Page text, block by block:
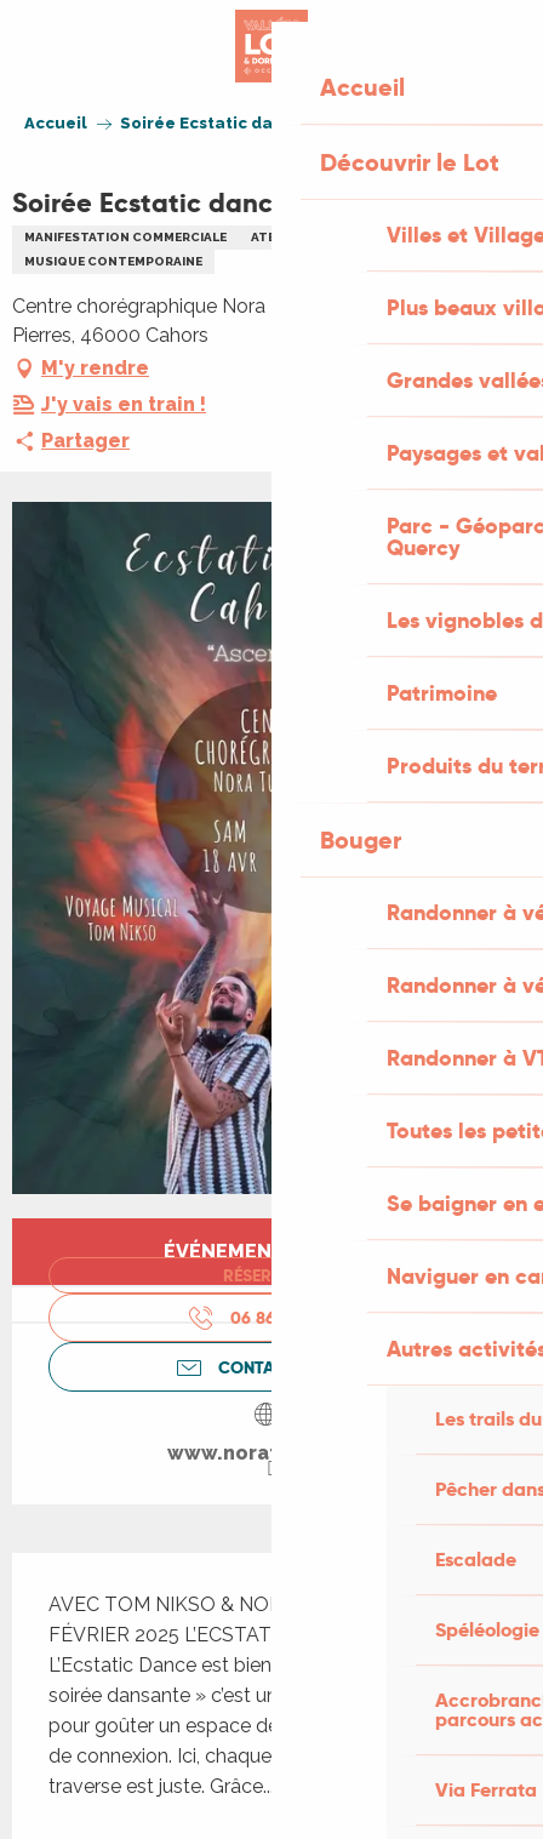
Accueil
Découvrir le Lot
Villes et
Plus beaux
Grandes
Paysages et
Parc -
Quercy
Les vignobles
Patrimoine
Produits du
Bouger
Randonner à
Randonner à
Randonner à
Toutes les
Se baigner en
Naviguer en
Autres
Les trails
Pêcher
Escalade
Spéléologie
parcours
Via Ferrata
Accueil Soirée Ecstatic dance "Ascension"
Soirée Ecstatic dance "Ascension"
MANIFESTATION COMMERCIALE ATELIER CONCERT
DANSE
MUSIQUE CONTEMPORAINE
Centre chorégraphique Nora Turpault, 384 Chemin des
Pierres, 46000 Cahors
M'y rendre
J'y vais en train !
Partager
Ouverture et coordonnées
ÉVÉNEMENT TERMINÉ
RÉSERVER
06 86 87 08
CONTACTEZ-NOUS
www.noraturpault.fr
AVEC TOM NIKSO & NORA TURPAULT CRÉÉ EN
FÉVRIER 2025 L’ECSTATIC DANCE C’EST QUOI ?
L’Ecstatic Dance est bien plus qu’une simple «
soirée dansante » c’est une plongée dans le corps
pour goûter un espace de liberté, d’expression et
de connexion. Ici, chaque mouvement qui nous
traverse est juste. Grâce...